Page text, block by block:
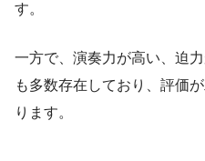
す。
一方で、演奏力が高い、迫
も多数存在しており、評価
ります。